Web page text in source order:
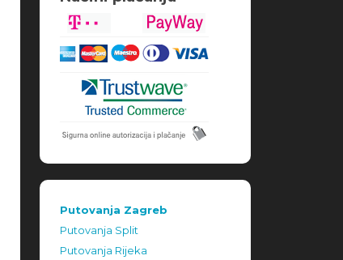
Putovanja Zagreb
Putovanja Split
Putovanja Rijeka